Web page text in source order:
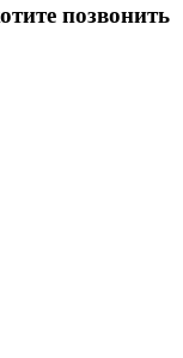
позвонить